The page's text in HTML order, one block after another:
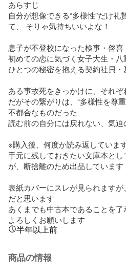
あらすじ
自分が想像できる“多様性”だけ
て、 そりゃ気持ちいいよな！
息子が不登校になった検事・啓喜
初めての恋に気づく女子大生・八
ひとつの秘密を抱える契約社貝・
ある事故死をきっかけに、それ
だがその繋がりは、“多様性を尊
不都合なものだった
読む前の自分には戻れない、気迫
※購入後、何度か読み返していま
手元に残しておきたい文庫本と
が、断捨離のため出品しています
表紙カバーにスレが見られます
だと思います
あくまでも中古本であることを
よろしくお願いします
半年以上前
商品の情報